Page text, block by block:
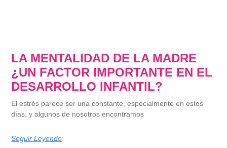
LA MENTALIDAD DE LA MADRE
¿UN FACTOR IMPORTANTE EN EL
DESARROLLO INFANTIL?
El estrés parece ser una constante, especialmente en estos
días, y algunos de nosotros encontramos
Seguir Leyendo